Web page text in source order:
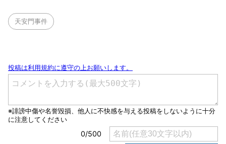
天安門事件